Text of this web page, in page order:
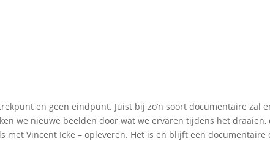
en geen eindpunt. Juist bij zo’n soort documentaire zal
we nieuwe beelden door wat we ervaren tijdens het
met Vincent Icke – opleveren. Het is en blijft een